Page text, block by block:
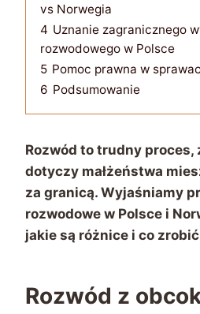
vs Norwegia
4 Uznanie zagranicznego
rozwodowego w Polsce
5 Pomoc prawna w
6 Podsumowanie
Rozwód to trudny proces,
dotyczy małżeństwa
za granicą. Wyjaśniamy
rozwodowe w Polsce i
jakie są różnice i co
Rozwód z